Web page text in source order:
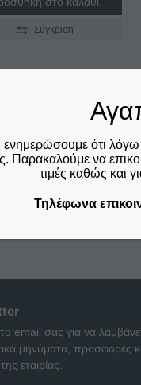
Σύγκριση
το email σας για να
μηνύματα, προσφορές
εταιρίας.
ότι
Παρακαλούμε να
τιμές καθώς και
Τηλέφωνα